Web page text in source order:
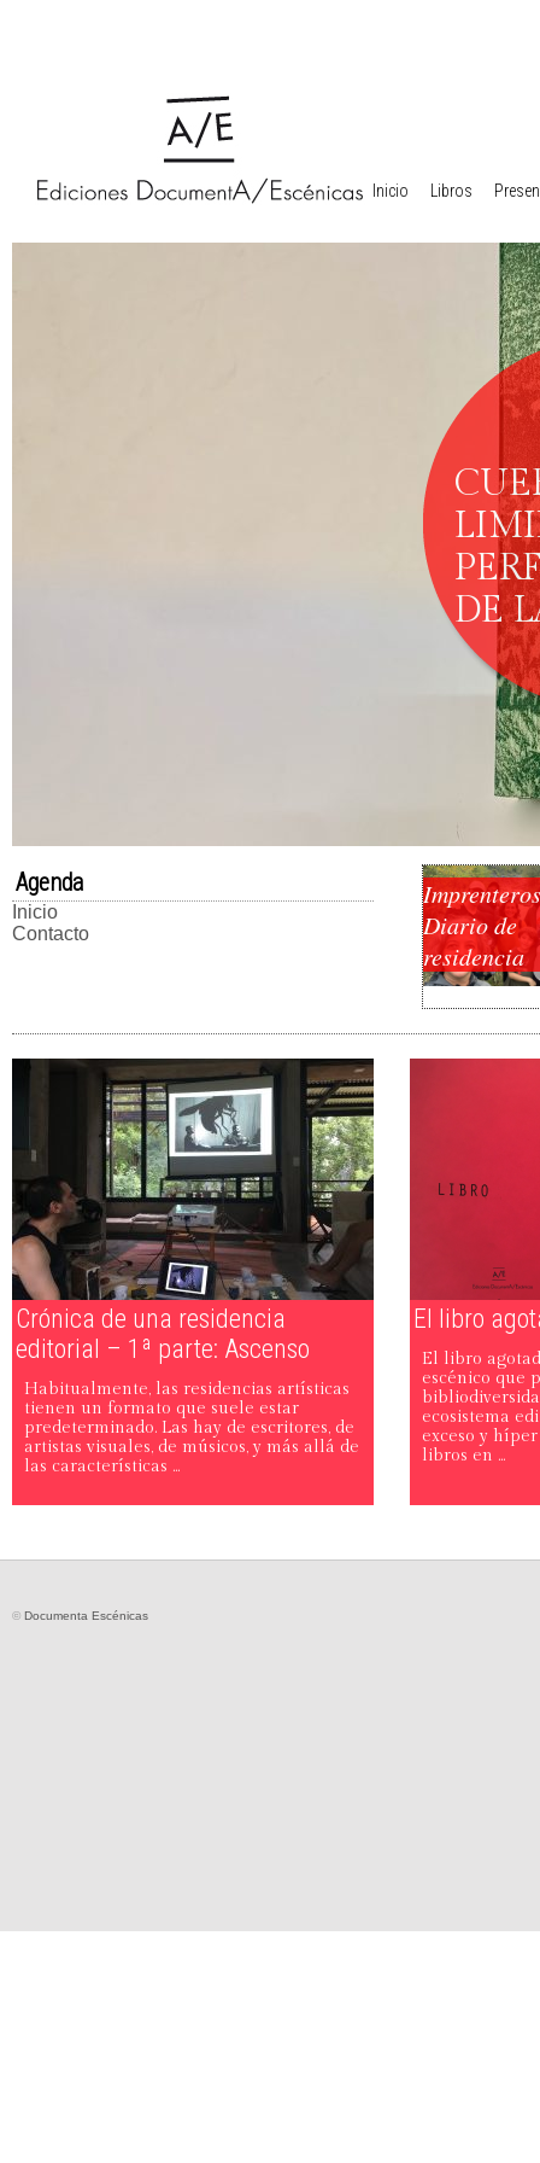
Inicio Libros
DE
Agenda
Inicio
Contacto
Diario de
residencia
Crónica de una residencia
editorial – 1ª parte: Ascenso
Habitualmente, las residencias artísticas
tienen un formato que suele estar
predeterminado. Las hay de escritores, de
artistas visuales, de músicos, y más allá de
las características ...
El libro
El libro
escénico que
ecosistema
exceso y
libros en ...
©Documenta Escénicas